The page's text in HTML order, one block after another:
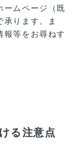
ームページ（既
ります。ま
報等をお尋ねす
る注意点